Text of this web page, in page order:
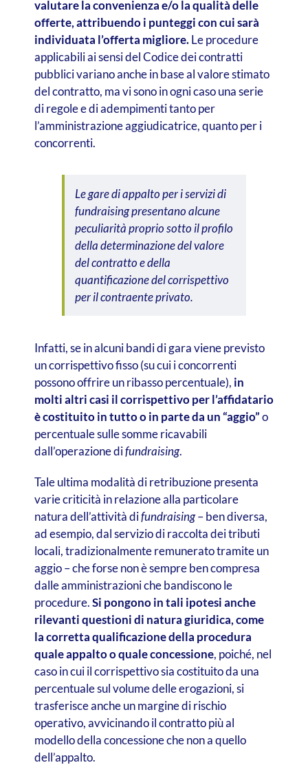
valutare la convenienza e/o la qualità delle
offerte, attribuendo i punteggi con cui sarà
individuata l’offerta migliore.Le procedure
applicabili ai sensi del Codice dei contratti
pubblici variano anche in base al valore stimato
del contratto, ma vi sono in ogni caso una serie
di regole e di adempimenti tanto per
l’amministrazione aggiudicatrice, quanto per i
concorrenti.
Le gare di appalto per i servizi di
fundraisingpresentano alcune
peculiarità proprio sotto il profilo
della determinazione del valore
del contratto e della
quantificazione del corrispettivo
per il contraente privato.
Infatti, se in alcuni bandi di gara viene previsto
un corrispettivo fisso (su cui i concorrenti
possono offrire un ribasso percentuale), in
molti altri casi il corrispettivo per l’affidatario
è costituito in tutto o in parte da un “aggio”o
percentuale sulle somme ricavabili
dall’operazione difundraising.
Tale ultima modalità di retribuzione presenta
varie criticità in relazione alla particolare
natura dell’attività difundraising– ben diversa,
ad esempio, dal servizio di raccolta dei tributi
locali, tradizionalmente remunerato tramite un
aggio – che forse non è sempre ben compresa
dalle amministrazioni che bandiscono le
procedure.Si pongono in tali ipotesi anche
rilevanti questioni di natura giuridica, come
la corretta qualificazione della procedura
quale appalto o quale concessione, poiché, nel
caso in cui il corrispettivo sia costituito da una
percentuale sul volume delle erogazioni, si
trasferisce anche un margine di rischio
operativo, avvicinando il contratto più al
modello della concessione che non a quello
dell’appalto.